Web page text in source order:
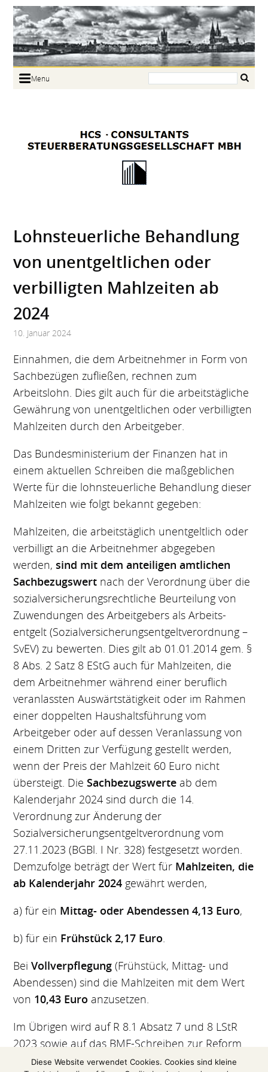
Menu
Links
Lohnsteuerliche Behandlung
von unentgeltlichen oder
verbilligten Mahlzeiten ab
2024
10. Januar 2024
Einnahmen, die dem Arbeitnehmer in Form von
Sachbezügen zufließen, rechnen zum
Arbeitslohn. Dies gilt auch für die arbeitstägliche
Gewährung von unentgeltlichen oder verbilligten
Mahlzeiten durch den Arbeitgeber.
Das Bundesministerium der Finanzen hat in
einem aktuellen Schreiben die maßgeblichen
Werte für die lohnsteuerliche Behandlung dieser
Mahlzeiten wie folgt bekannt gegeben:
Mahlzeiten, die arbeitstäglich unentgeltlich oder
verbilligt an die Arbeitnehmer abgegeben
werden,sind mit dem anteiligen amtlichen
Sachbezugswert nach der Verordnung über die
sozialversicherungsrechtliche Beurteilung von
Zuwendungen des Arbeitgebers als Arbeits-
entgelt (Sozialversicherungsentgeltverordnung –
SvEV) zu bewerten. Dies gilt ab 01.01.2014 gem. §
8 Abs. 2 Satz 8 EStG auch für Mahlzeiten, die
dem Arbeitnehmer während einer beruflich
veranlassten Auswärtstätigkeit oder im Rahmen
einer doppelten Haushaltsführung vom
Arbeitgeber oder auf dessen Veranlassung von
einem Dritten zur Verfügung gestellt werden,
wenn der Preis der Mahlzeit 60 Euro nicht
übersteigt. DieSachbezugswerte ab dem
Kalenderjahr 2024 sind durch die 14.
Verordnung zur Änderung der
Sozialversicherungsentgeltverordnung vom
27.11.2023 (BGBl. I Nr. 328) festgesetzt worden.
Demzufolge beträgt der Wert für Mahlzeiten, die
ab Kalenderjahr 2024 gewährt werden,
a) für ein Mittag- oder Abendessen 4,13 Euro,
b) für ein Frühstück 2,17 Euro.
BeiVollverpflegung (Frühstück, Mittag- und
Abendessen) sind die Mahlzeiten mit dem Wert
von 10,43 Euro anzusetzen.
Im Übrigen wird auf R 8.1 Absatz 7 und 8 LStR
2023 sowie auf das BMF-Schreiben zur Reform
des steuerlichen Reisekostenrechts vom 25.
Diese Website verwendet Cookies. Cookies sind kleine